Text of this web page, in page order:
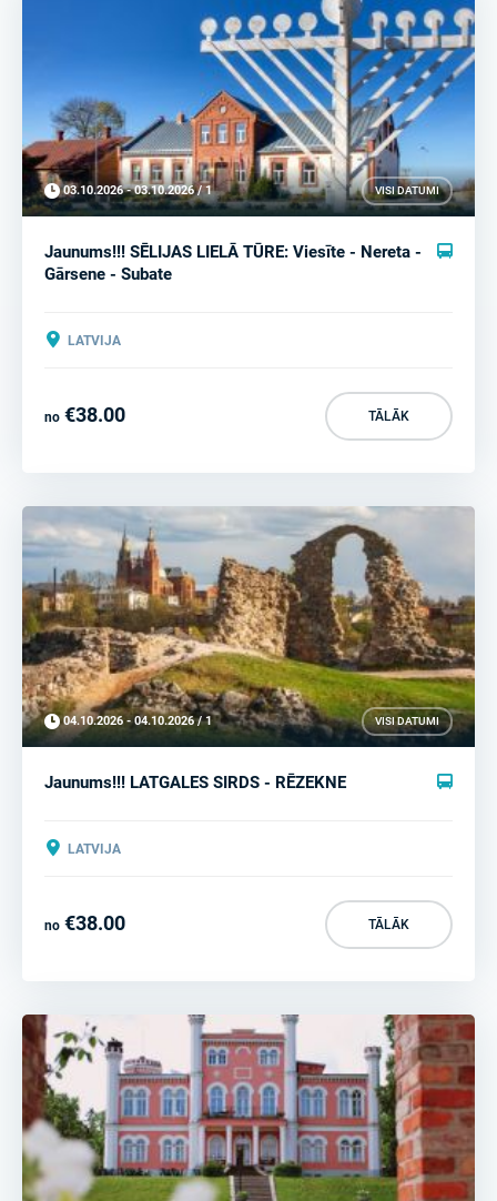
03.10.2026 - 03.10.2026 / 1 VISI DATUMI
Jaunums!!! SĒLIJAS LIELĀ TŪRE: Viesīte - Nereta -
Gārsene - Subate
LATVIJA
no €38.00 TĀLĀK
04.10.2026 - 04.10.2026 / 1 VISI DATUMI
Jaunums!!! LATGALES SIRDS - RĒZEKNE
LATVIJA
no €38.00 TĀLĀK